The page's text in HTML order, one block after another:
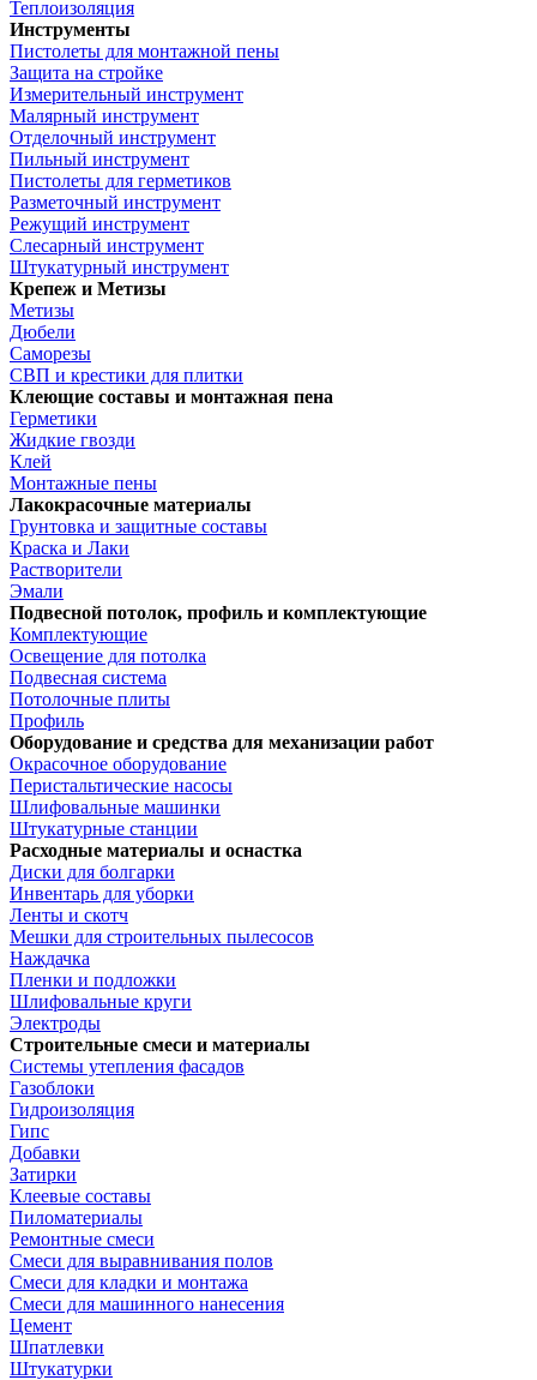
Теплоизоляция
Инструменты
Пистолеты для монтажной пены
Защита на стройке
Измерительный инструмент
Малярный инструмент
Отделочный инструмент
Пильный инструмент
Пистолеты для герметиков
Разметочный инструмент
Режущий инструмент
Слесарный инструмент
Штукатурный инструмент
Крепеж и Метизы
Метизы
Дюбели
Саморезы
СВП и крестики для плитки
Клеющие составы и монтажная пена
Герметики
Жидкие гвозди
Клей
Монтажные пены
Лакокрасочные материалы
Грунтовка и защитные составы
Краска и Лаки
Растворители
Эмали
Подвесной потолок, профиль и комплектующие
Комплектующие
Освещение для потолка
Подвесная система
Потолочные плиты
Профиль
Оборудование и средства для механизации работ
Окрасочное оборудование
Перистальтические насосы
Шлифовальные машинки
Штукатурные станции
Расходные материалы и оснастка
Диски для болгарки
Инвентарь для уборки
Ленты и скотч
Мешки для строительных пылесосов
Наждачка
Пленки и подложки
Шлифовальные круги
Электроды
Строительные смеси и материалы
Системы утепления фасадов
Газоблоки
Гидроизоляция
Гипс
Добавки
Затирки
Клеевые составы
Пиломатериалы
Ремонтные смеси
Смеси для выравнивания полов
Смеси для кладки и монтажа
Смеси для машинного нанесения
Цемент
Шпатлевки
Штукатурки